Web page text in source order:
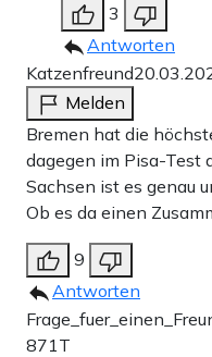
3
Antworten
Katzenfreund
Melden
Bremen hat die
dagegen im Pisa-Test
Sachsen ist es genau
Ob es da einen
9
Antworten
871T